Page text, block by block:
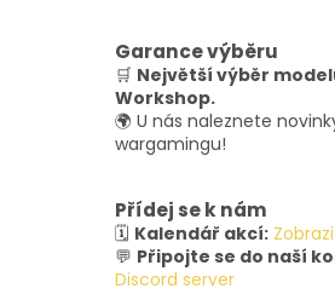
Garance výběru
🛒 Největší výběr
Workshop.
🌍 U nás naleznete
wargamingu!
Přídej se k nám
🗓️ Kalendář akcí:
💬 Připojte se do naší
Discord server